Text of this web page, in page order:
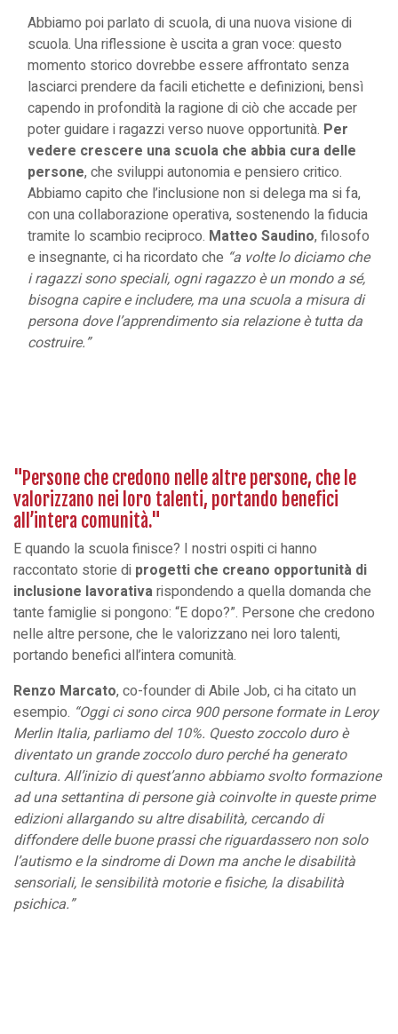
Abbiamo poi parlato di scuola, di una nuova visione di
scuola. Una riflessione è uscita a gran voce: questo
momento storico dovrebbe essere affrontato senza
lasciarci prendere da facili etichette e definizioni, bensì
capendo in profondità la ragione di ciò che accade per
poter guidare i ragazzi verso nuove opportunità. Per
vedere crescere una scuola che abbia cura delle
persone, che sviluppi autonomia e pensiero critico.
Abbiamo capito che l’inclusione non si delega ma si fa,
con una collaborazione operativa, sostenendo la fiducia
tramite lo scambio reciproco. Matteo Saudino, filosofo
e insegnante, ci ha ricordato che “a volte lo diciamo che
i ragazzi sono speciali, ogni ragazzo è un mondo a sé,
bisogna capire e includere, ma una scuola a misura di
persona dove l’apprendimento sia relazione è tutta da
costruire.”
"Persone che credono nelle altre persone, che le
valorizzano nei loro talenti, portando benefici
all’intera comunità."
E quando la scuola finisce? I nostri ospiti ci hanno
raccontato storie di progetti che creano opportunità di
inclusione lavorativarispondendo a quella domanda che
tante famiglie si pongono: “E dopo?”. Persone che credono
nelle altre persone, che le valorizzano nei loro talenti,
portando benefici all’intera comunità.
Renzo Marcato, co-founder di Abile Job, ci ha citato un
esempio. “Oggi ci sono circa 900 persone formate in Leroy
Merlin Italia, parliamo del 10%. Questo zoccolo duro è
diventato un grande zoccolo duro perché ha generato
cultura. All’inizio di quest’anno abbiamo svolto formazione
ad una settantina di persone già coinvolte in queste prime
edizioni allargando su altre disabilità, cercando di
diffondere delle buone prassi che riguardassero non solo
l’autismo e la sindrome di Down ma anche le disabilità
sensoriali, le sensibilità motorie e fisiche, la disabilità
psichica.”